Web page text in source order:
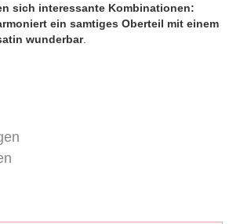
sich interessante Kombinationen:
ein samtiges Oberteil mit einem
wunderbar.